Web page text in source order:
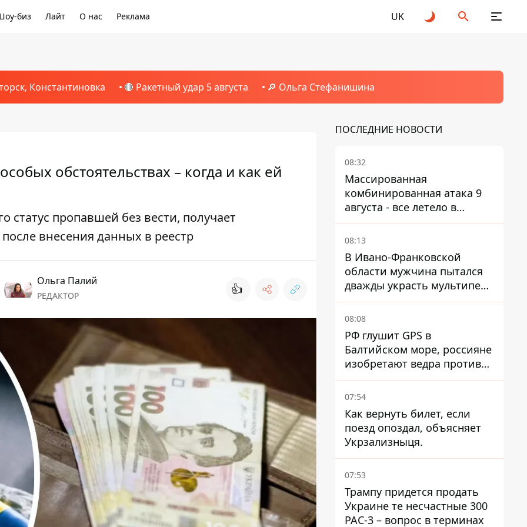
биз Лайт О нас Реклама UK
Константиновка 🔴 Ракетный удар 5 августа 🔎 Ольга Стефанишина
обстоятельствах – когда и как ей
пропавшей без вести, получает
внесения данных в реестр
Ольга Палий
РЕДАКТОР 👍
ПОСЛЕДНИЕ НОВОСТИ
08:32
Массированная
комбинированная атака 9
августа - все летело в
Одессу, есть карта полета
ракет
08:13
В Ивано-Франковской
области мужчина пытался
дважды украсть мультипечь
из Эпицентра - суд вынес
приговор
08:08
РФ глушит GPS в
Балтийском море, россияне
изобретают ведра против
РЭБ
07:54
Как вернуть билет, если
поезд опоздал, объясняет
Укрзализныця.
07:53
Трампу придется продать
Украине те несчастные 300
PAC-3 – вопрос в терминах